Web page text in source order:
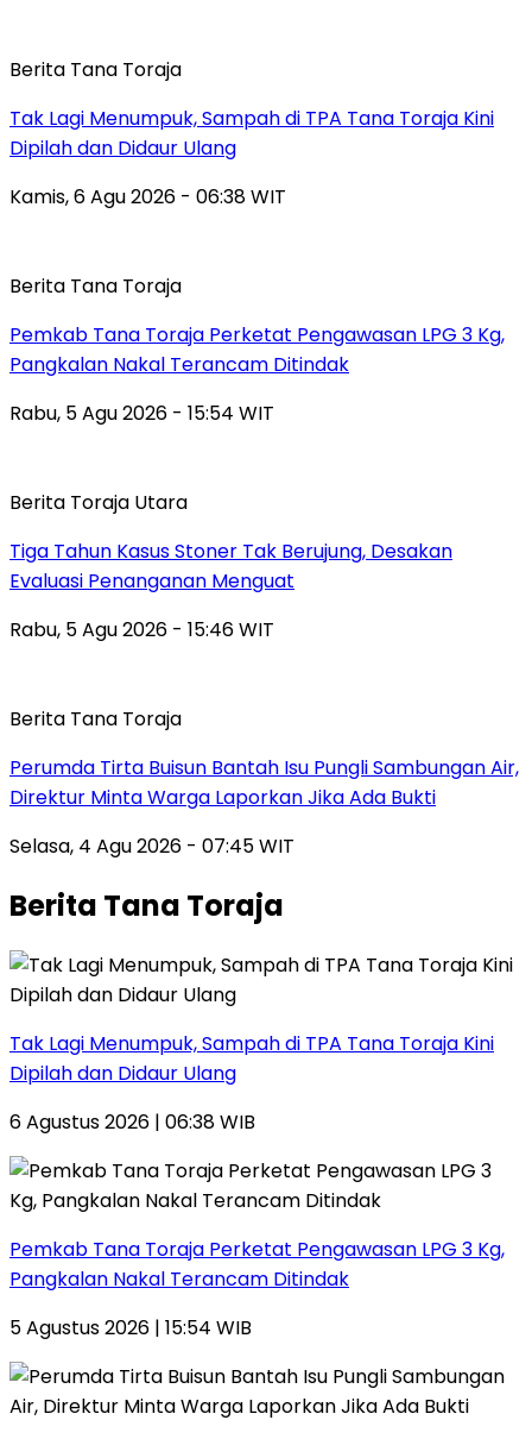
Berita Tana Toraja
Tak Lagi Menumpuk, Sampah di TPA Tana Toraja Kini
Dipilah dan Didaur Ulang
Kamis, 6 Agu 2026 - 06:38 WIT
Berita Tana Toraja
Pemkab Tana Toraja Perketat Pengawasan LPG 3 Kg,
Pangkalan Nakal Terancam Ditindak
Rabu, 5 Agu 2026 - 15:54 WIT
Berita Toraja Utara
Tiga Tahun Kasus Stoner Tak Berujung, Desakan
Evaluasi Penanganan Menguat
Rabu, 5 Agu 2026 - 15:46 WIT
Berita Tana Toraja
Perumda Tirta Buisun Bantah Isu Pungli Sambungan Air,
Direktur Minta Warga Laporkan Jika Ada Bukti
Selasa, 4 Agu 2026 - 07:45 WIT
Berita Tana Toraja
Tak Lagi Menumpuk, Sampah di TPA Tana Toraja Kini
Dipilah dan Didaur Ulang
6 Agustus 2026 | 06:38 WIB
Pemkab Tana Toraja Perketat Pengawasan LPG 3 Kg,
Pangkalan Nakal Terancam Ditindak
5 Agustus 2026 | 15:54 WIB